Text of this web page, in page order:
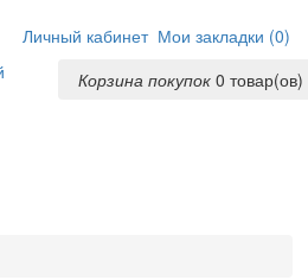
Личный кабинет Мои закладки (0)
Корзина покупок 0